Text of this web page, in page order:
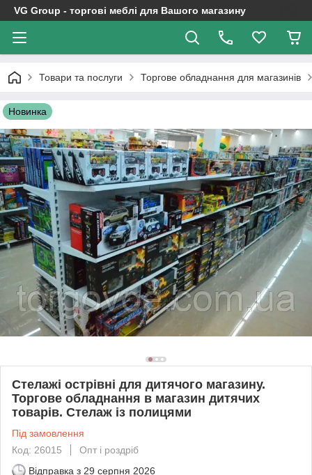
VG Group - торгові меблі для Вашого магазину
Товари та послуги Торгове обладнання для магазинів
Новинка
Стелажі острівні для дитячого магазину.
Торгове обладнання в магазин дитячих
товарів. Стелаж із полицями
Під замовлення
Код: 26015
Опт і роздріб
Відправка з 29 серпня 2026